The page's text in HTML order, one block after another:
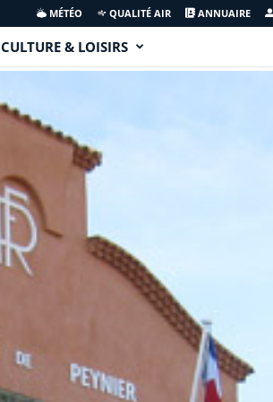
MÉTÉO QUALITÉ AIR ANNUAIRE
CULTURE & LOISIRS